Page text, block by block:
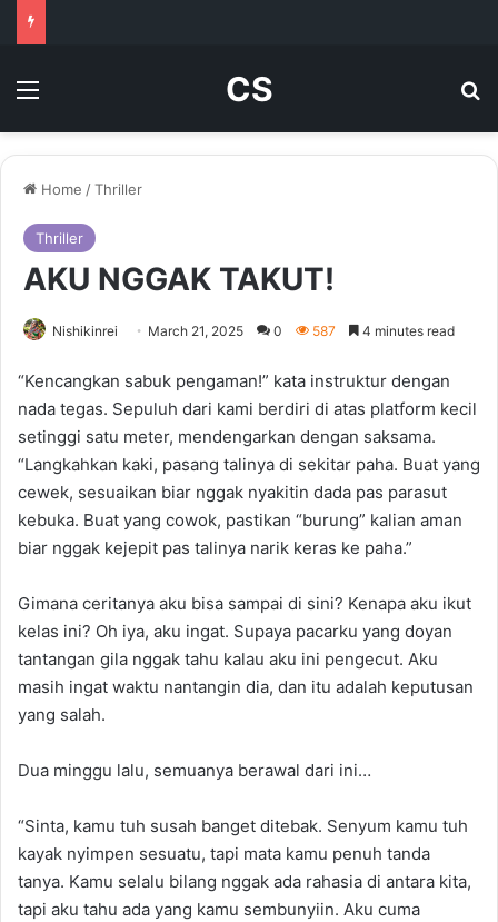
Menu CS
Home /Thriller
Thriller
AKU NGGAK TAKUT!
Nishikinrei March 21, 2025 0 587 4 minutes read
“Kencangkan sabuk pengaman!” kata instruktur dengan
nada tegas. Sepuluh dari kami berdiri di atas platform kecil
setinggi satu meter, mendengarkan dengan saksama.
“Langkahkan kaki, pasang talinya di sekitar paha. Buat yang
cewek, sesuaikan biar nggak nyakitin dada pas parasut
kebuka. Buat yang cowok, pastikan “burung” kalian aman
biar nggak kejepit pas talinya narik keras ke paha.”
Gimana ceritanya aku bisa sampai di sini? Kenapa aku ikut
kelas ini? Oh iya, aku ingat. Supaya pacarku yang doyan
tantangan gila nggak tahu kalau aku ini pengecut. Aku
masih ingat waktu nantangin dia, dan itu adalah keputusan
yang salah.
Dua minggu lalu, semuanya berawal dari ini…
“Sinta, kamu tuh susah banget ditebak. Senyum kamu tuh
kayak nyimpen sesuatu, tapi mata kamu penuh tanda
tanya. Kamu selalu bilang nggak ada rahasia di antara kita,
tapi aku tahu ada yang kamu sembunyiin. Aku cuma